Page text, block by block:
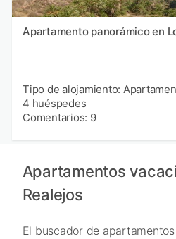
Apartamento panorámico en
Tipo de alojamiento:
4 huéspedes
Comentarios: 9
Apartamentos
Realejos
El buscador de